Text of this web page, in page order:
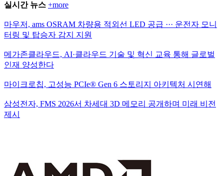
실시간 뉴스 +more
마우저, ams OSRAM 차량용 적외선 LED 공급 ··· 운전자 모니
터링 및 탑승자 감지 지원
메가존클라우드, AI·클라우드 기술 및 혁신 교육 통해 글로벌
인재 양성한다
마이크로칩, 고성능 PCIe® Gen 6 스토리지 아키텍처 시연해
삼성전자, FMS 2026서 차세대 3D 메모리 공개하며 미래 비전
제시